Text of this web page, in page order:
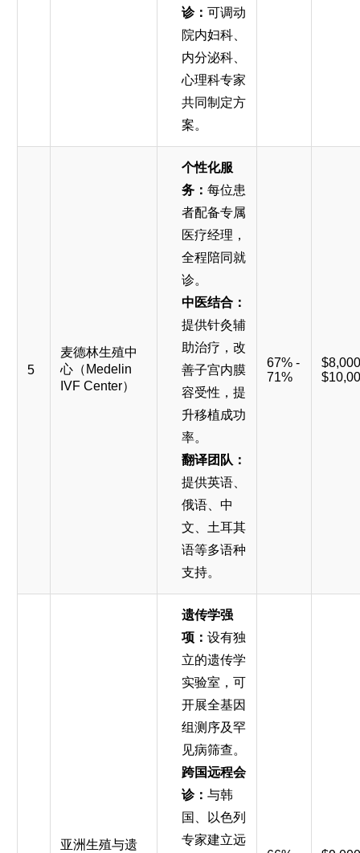
诊： 可调动
院内妇科、
内分泌科、
心理科专家
共同制定方
案。
5
麦德林生殖中
心（Medelin
IVF Center）
个性化服
务： 每位患
者配备专属
医疗经理，
全程陪同就
诊。
中医结合：
提供针灸辅
助治疗，改
善子宫内膜
容受性，提
升移植成功
率。
翻译团队：
提供英语、
俄语、中
文、土耳其
语等多语种
支持。
67% -
71%
亚洲生殖与遗
遗传学强
项： 设有独
立的遗传学
实验室，可
开展全基因
组测序及罕
见病筛查。
跨国远程会
诊： 与韩
国、以色列
专家建立远